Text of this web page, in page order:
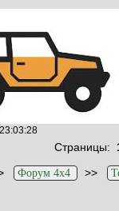
Страницы:
Форум 4x4 >>